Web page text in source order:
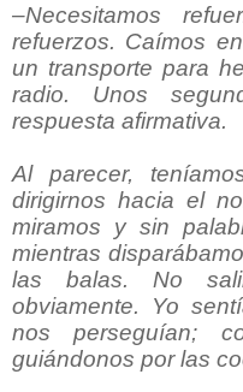
–Necesitamos
refuerzos. Caímos
un transporte para
radio. Unos
respuesta afirmativa.
Al parecer,
dirigirnos hacia el
miramos y sin
mientras
las balas. No
obviamente. Yo
nos perseguían;
guiándonos por las